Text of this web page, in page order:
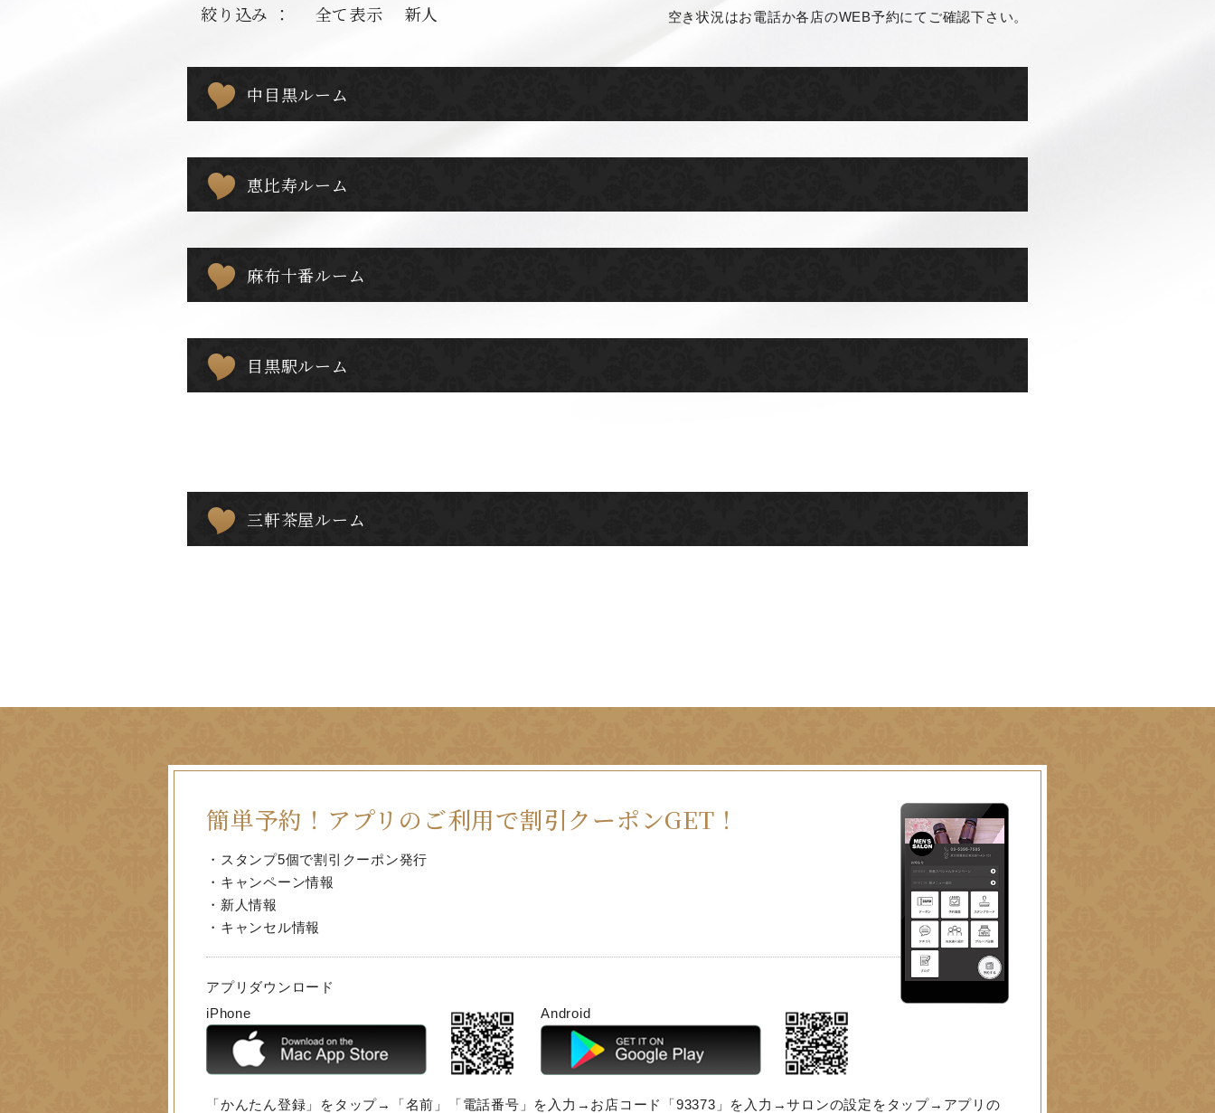
絞り込み ： 全て表示 新人 空き状況はお電話か各店のWEB予約にてご確認下さい。
中目黒ルーム
恵比寿ルーム
麻布十番ルーム
目黒駅ルーム
三軒茶屋ルーム
簡単予約！ アプリのご利用で割引クーポンGET！
・スタンプ5個で割引クーポン発行
・キャンペーン情報
・新人情報
・キャンセル情報
アプリダウンロード
iPhone
Android
「かんたん登録」をタップ→「名前」「電話番号」を入力→お店コード「93373」を入力→サロンの設定をタップ→アプリの